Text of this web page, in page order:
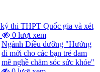
thi THPT Quốc gia và xét
0 lượt xem
Ngành Điều dưỡng "Hướng
đi mới cho các bạn trẻ đam
mê nghề chăm sóc sức khỏe"